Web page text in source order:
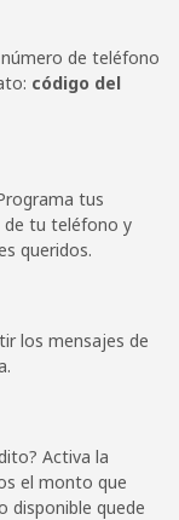
⁦$10⁩ ⁦7¢⁩
⁦$10⁩
⁦$10⁩
⁦$10⁩
número de teléfono
código del
tus
de tu teléfono y
queridos.
los mensajes de
Activa la
el monto que
disponible quede